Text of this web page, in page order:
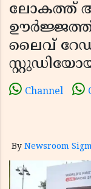
ലോകത്ത്
ലൈവ്
Channel
By Newsroom